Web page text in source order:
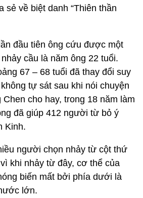
sẻ về biệt danh “Thiên thần
đầu tiên ông cứu được một
cầu là năm ông 22 tuổi.
67 – 68 tuổi đã thay đổi suy
tự sát sau khi nói chuyện
cho hay, trong 18 năm làm
đã giúp 412 người từ bỏ ý
Kinh.
người chọn nhảy từ cột thứ
khi nhảy từ đây, cơ thể của
biến mất bởi phía dưới là
lớn.